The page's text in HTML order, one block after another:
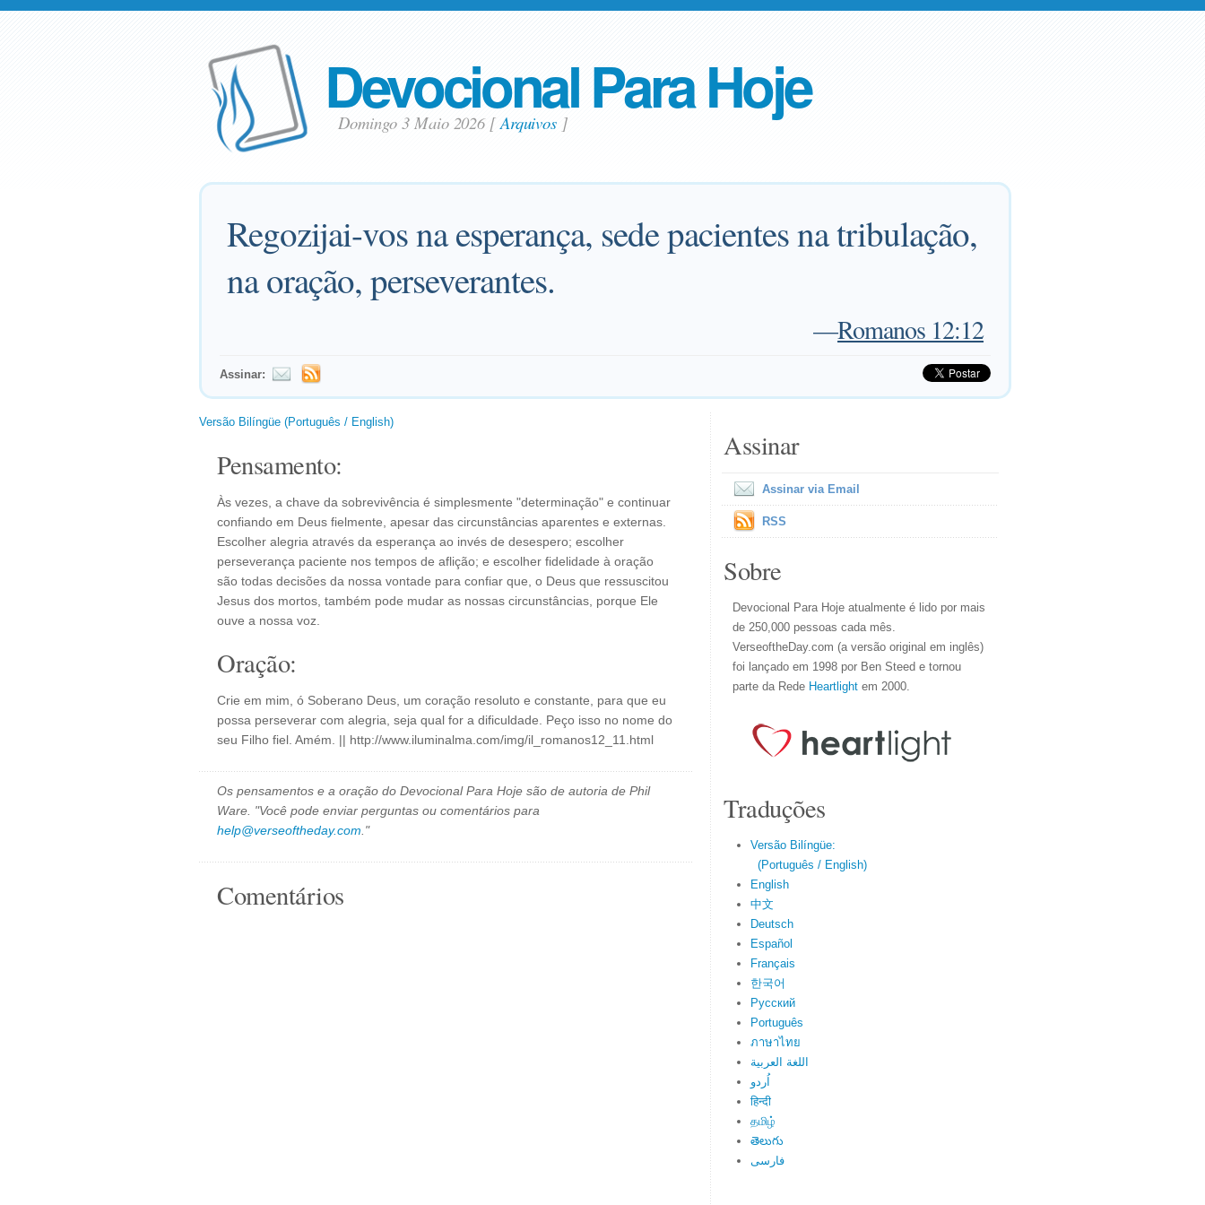
Devocional Para Hoje
Domingo 3 Maio 2026 [Arquivos ]
Regozijai-vos na esperança, sede pacientes na tribulação,
na oração, perseverantes.
—Romanos 12:12
Assinar:
Versão Bilíngüe (Português / English)
Pensamento:
Às vezes, a chave da sobrevivência é simplesmente "determinação" e continuar
confiando em Deus fielmente, apesar das circunstâncias aparentes e externas.
Escolher alegria através da esperança ao invés de desespero; escolher
perseverança paciente nos tempos de aflição; e escolher fidelidade à oração
são todas decisões da nossa vontade para confiar que, o Deus que ressuscitou
Jesus dos mortos, também pode mudar as nossas circunstâncias, porque Ele
ouve a nossa voz.
Oração:
Crie em mim, ó Soberano Deus, um coração resoluto e constante, para que eu
possa perseverar com alegria, seja qual for a dificuldade. Peço isso no nome do
seu Filho fiel. Amém. || http://www.iluminalma.com/img/il_romanos12_11.html
Os pensamentos e a oração do Devocional Para Hoje são de autoria de Phil
Ware. "Você pode enviar perguntas ou comentários para
help@verseoftheday.com ."
Comentários
Assinar
Assinar via Email
RSS
Sobre
Devocional Para Hoje atualmente é lido por mais
de 250,000 pessoas cada mês.
VerseoftheDay.com (a versão original em inglês)
foi lançado em 1998 por Ben Steed e tornou
parte da Rede Heartlight em 2000.
Traduções
Versão Bilíngüe:
(Português / English)
English
中文
Deutsch
Español
Français
한국어
Русский
Português
ภาษาไทย
اللغة العربية
اُردو
हिन्दी
தமிழ்
తెలుగు
فارسی